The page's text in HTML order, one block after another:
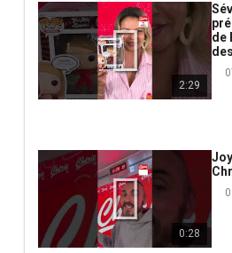
2:29
de
0:28